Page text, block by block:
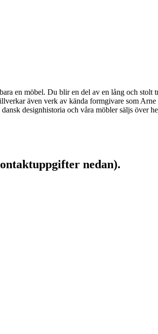
en möbel. Du blir en del av en lång och
även verk av kända formgivare som
designhistoria och våra möbler säljs över
nedan).